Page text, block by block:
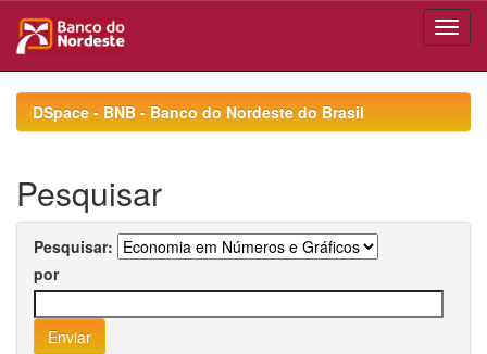
navigationDSpace - BNB - Banco do Nordeste do Brasil
Pesquisar
Pesquisar:
por